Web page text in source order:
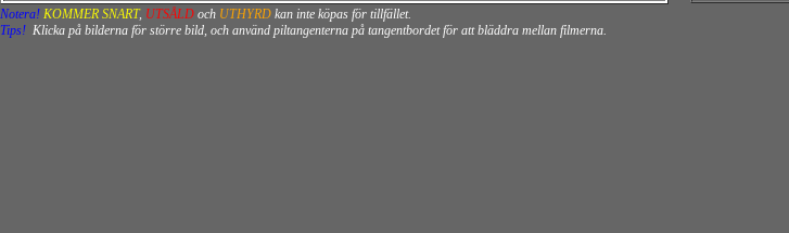
Notera! KOMMER SNART, UTSÅLD och UTHYRD kan inte köpas för tillfället.
Tips! Klicka på bilderna för större bild, och använd piltangenterna på tangentbordet för att bläddra mellan filmerna.